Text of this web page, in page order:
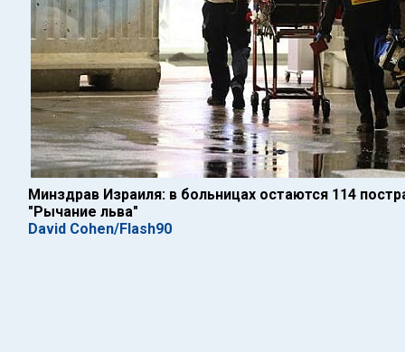
Минздрав Израиля: в больницах остаются 114
"Рычание льва"
David Cohen/Flash90